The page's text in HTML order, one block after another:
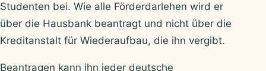
Studenten bei. Wie alle Förderdarlehen wird er
über die Hausbank beantragt und nicht über die
Kreditanstalt für Wiederaufbau, die ihn vergibt.
Beantragen kann ihn jeder deutsche